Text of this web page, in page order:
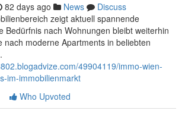
82 days ago News
Discuss
zeigt aktuell spannende
Bedürfnis nach Wohnungen bleibt weiterhin
nach moderne Apartments in beliebten
49904119/immo-wien-
im-immobilienmarkt
Who Upvoted